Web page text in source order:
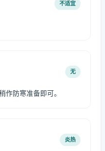
不适宜
无
作防寒准备即可。
炎热